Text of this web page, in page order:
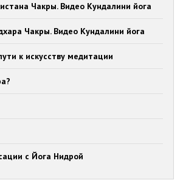
Чакры. Видео Кундалини йога
Чакры. Видео Кундалини йога
к искусству медитации
с Йога Нидрой